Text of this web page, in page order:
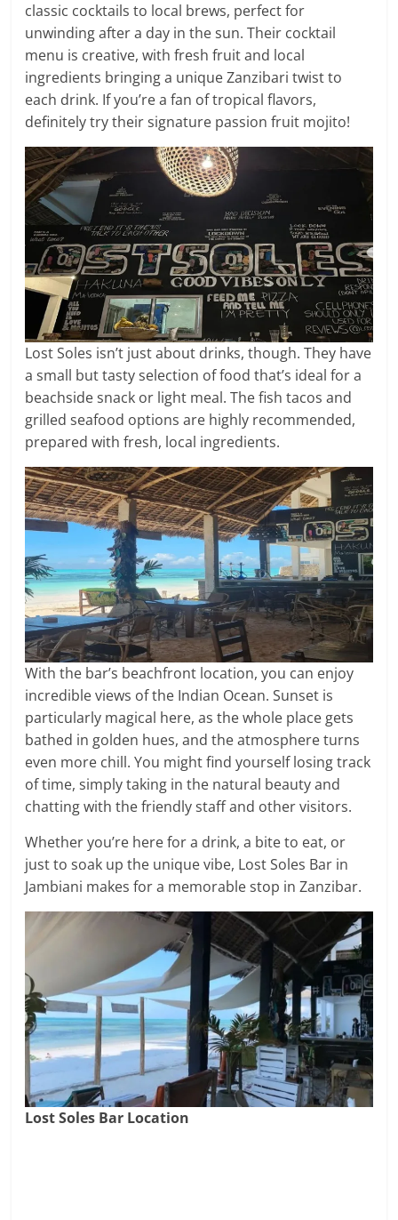
classic cocktails to local brews, perfect for
unwinding after a day in the sun. Their cocktail
menu is creative, with fresh fruit and local
ingredients bringing a unique Zanzibari twist to
each drink. If you’re a fan of tropical flavors,
definitely try their signature passion fruit mojito!
Lost Soles isn’t just about drinks, though. They have
a small but tasty selection of food that’s ideal for a
beachside snack or light meal. The fish tacos and
grilled seafood options are highly recommended,
prepared with fresh, local ingredients.
With the bar’s beachfront location, you can enjoy
incredible views of the Indian Ocean. Sunset is
particularly magical here, as the whole place gets
bathed in golden hues, and the atmosphere turns
even more chill. You might find yourself losing track
of time, simply taking in the natural beauty and
chatting with the friendly staff and other visitors.
Whether you’re here for a drink, a bite to eat, or
just to soak up the unique vibe, Lost Soles Bar in
Jambiani makes for a memorable stop in Zanzibar.
Lost Soles Bar Location